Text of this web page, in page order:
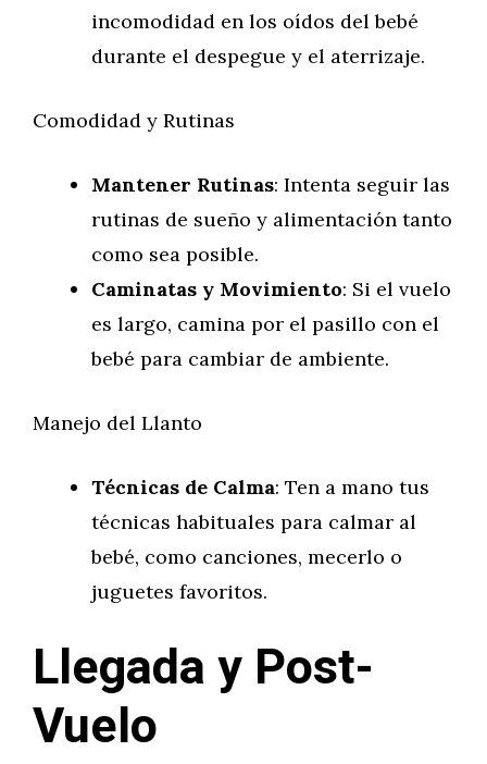
incomodidad en los oídos del bebé
durante el despegue y el aterrizaje.
Comodidad y Rutinas
Mantener Rutinas: Intenta seguir las
rutinas de sueño y alimentación tanto
como sea posible.
Caminatas y Movimiento: Si el vuelo
es largo, camina por el pasillo con el
bebé para cambiar de ambiente.
Manejo del Llanto
Técnicas de Calma: Ten a mano tus
técnicas habituales para calmar al
bebé, como canciones, mecerlo o
juguetes favoritos.
Llegada y Post-
Vuelo